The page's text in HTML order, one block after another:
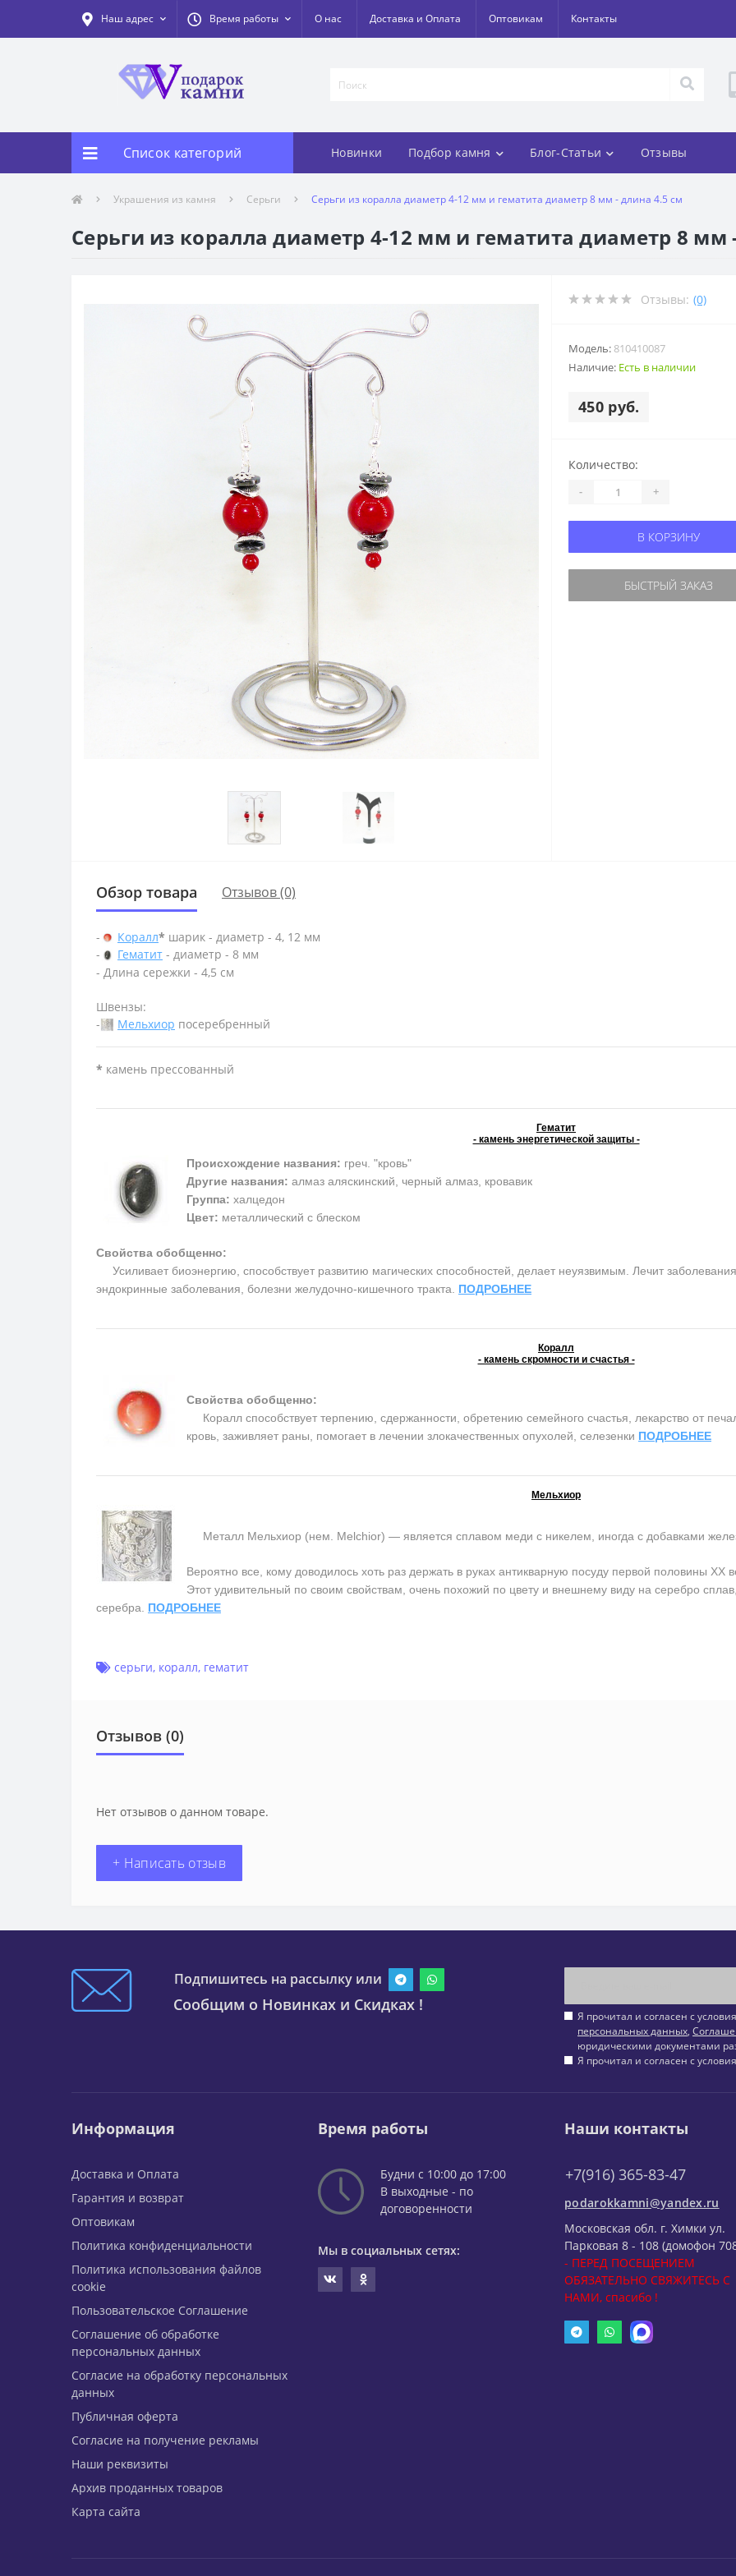
Наш адрес Время работы О нас Доставка и Оплата Оптовикам Контакты
Список категорий Новинки Подбор камня Блог-Статьи Отзывы
Украшения из камня Серьги Серьги из коралла диаметр 4-12 мм и гематита диаметр 8 мм - длина 4.5 см
Серьги из коралла диаметр 4-12 мм и гематита диаметр 8 мм
Отзывы: (0)
Модель: 810410087
Наличие: Есть в наличии
450 руб.
Количество:
- +
В КОРЗИНУ
БЫСТРЫЙ ЗАКАЗ
Обзор товара Отзывов (0)
- Коралл* шарик - диаметр - 4, 12 мм
-
Гематит - диаметр - 8 мм
- Длина сережки - 4,5 см
Швензы:
-
Мельхиор посеребренный
* камень прессованный
Гематит
- камень энергетической защиты -
Происхождение названия: греч. "кровь"
Другие названия: алмаз аляскинский, черный алмаз, кровавик
Группа: халцедон
Цвет: металлический с блеском
Свойства обобщенно:
Усиливает биоэнергию, способствует развитию магических способностей, делает неуязвимым. Лечит
эндокринные заболевания, болезни желудочно-кишечного тракта. ПОДРОБНЕЕ
Коралл
- камень скромности и счастья -
Свойства обобщенно:
Коралл способствует терпению, сдержанности, обретению семейного счастья, лекарство от
кровь, заживляет раны, помогает в лечении злокачественных опухолей, селезенки ПОДРОБНЕЕ
Мельхиор
Металл Мельхиор (нем. Melchior) — является сплавом меди с никелем, иногда с добавками
Вероятно все, кому доводилось хоть раз держать в руках антикварную посуду первой половины ХХ
Этот удивительный по своим свойствам, очень похожий по цвету и внешнему виду на серебро
серебра. ПОДРОБНЕЕ
серьги, коралл, гематит
Отзывов (0)
Нет отзывов о данном товаре.
+ Написать отзыв
Подпишитесь на рассылку или
Сообщим о Новинках и Скидках !
Я прочитал и согласен с
персональных данных,
юридическими документами
Я прочитал и согласен с
Информация
Доставка и Оплата
Гарантия и возврат
Оптовикам
Политика конфиденциальности
Политика использования файлов
cookie
Пользовательское Соглашение
Соглашение об обработке
персональных данных
Согласие на обработку персональных
данных
Публичная оферта
Согласие на получение рекламы
Наши реквизиты
Архив проданных товаров
Карта сайта
Время работы
Будни с 10:00 до 17:00
В выходные - по
договоренности
Мы в социальных сетях:
Наши контакты
+7(916) 365-83-47
podarokkamni@yandex.ru
Московская обл. г. Химки ул.
Парковая 8 - 108 (домофон
- ПЕРЕД ПОСЕЩЕНИЕМ
ОБЯЗАТЕЛЬНО СВЯЖИТЕСЬ С
НАМИ, спасибо !